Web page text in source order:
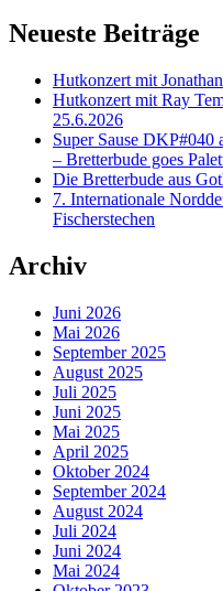
Neueste Beiträge
Hutkonzert mit
Hutkonzert mit Ray
25.6.2026
Super Sause DKP#040
– Bretterbude goes
Die Bretterbude aus
7. Internationale
Fischerstechen
Archiv
Juni 2026
Mai 2026
September 2025
August 2025
Juli 2025
Juni 2025
Mai 2025
April 2025
Oktober 2024
September 2024
August 2024
Juli 2024
Juni 2024
Mai 2024